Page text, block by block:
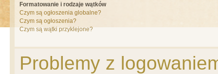
Formatowanie i rodzaje wątków
Czym są ogłoszenia globalne?
Czym są ogłoszenia?
Czym są wątki przyklejone?
Problemy z